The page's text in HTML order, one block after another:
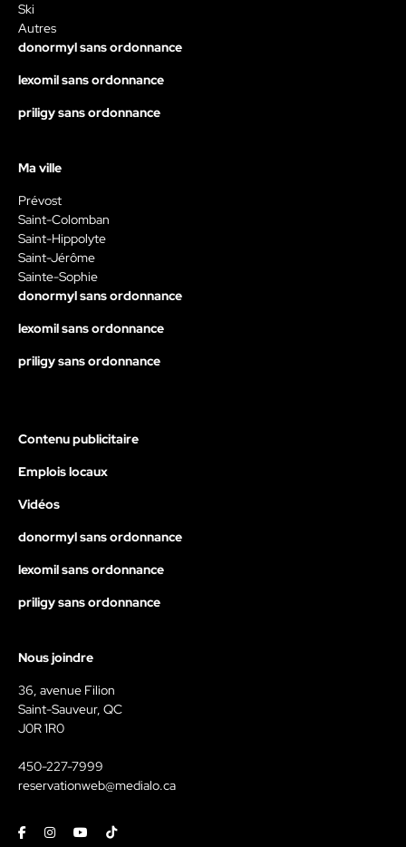
Ski
Autres
donormyl sans ordonnance
lexomil sans ordonnance
priligy sans ordonnance
Ma ville
Prévost
Saint-Colomban
Saint-Hippolyte
Saint-Jérôme
Sainte-Sophie
donormyl sans ordonnance
lexomil sans ordonnance
priligy sans ordonnance
Contenu publicitaire
Emplois locaux
Vidéos
donormyl sans ordonnance
lexomil sans ordonnance
priligy sans ordonnance
Nous joindre
36, avenue Filion
Saint-Sauveur, QC
J0R 1R0
450-227-7999
reservationweb@medialo.ca
FacebookInstagramYoutubeTiktok